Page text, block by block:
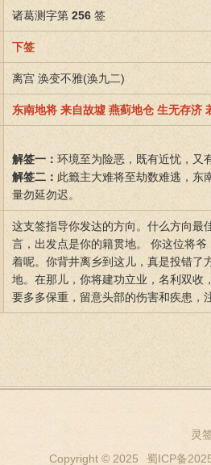
诸葛测字第 256 签
下签
离宫 涣变不雅(涣九二)
东南地将 来自故墟 燕蓟地仓 生无存济
解签一： 环境至为险恶，既有近忧，又
解签二： 此籤主大难将至劫数难逃，东
量勿延勿迟。
这支签指导你发达的方向。什么方向最
言，出发点是你的籍贯地。 你这位将
着呢。你背井离乡到这儿，真是投错了
地。在那儿，你将建功立业，名利双收
要多多保重，留意头部的伤害和疾患，
灵
Copyright © 2025
蜀ICP备